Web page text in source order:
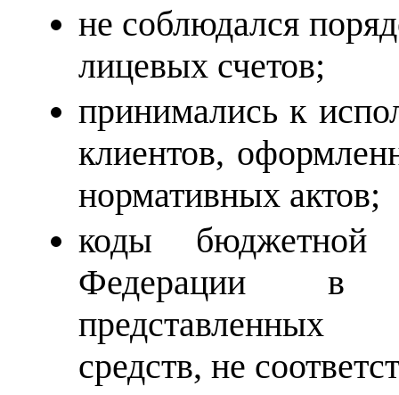
не соблюдался
лицевых счетов;
принимались к
клиентов,
нормативных актов;
коды бюджетной
Федерации в
представленных
средств, не